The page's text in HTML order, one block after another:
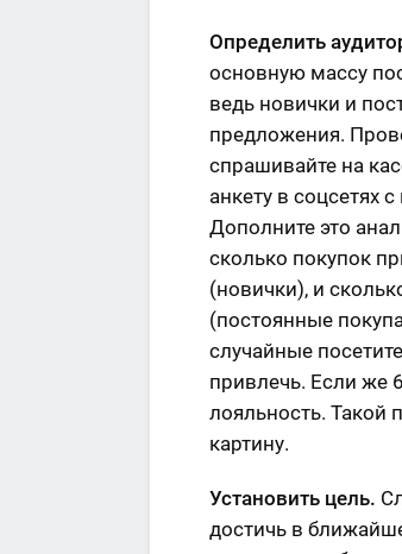
Определить
основную массу
ведь новички и
предложения.
спрашивайте на
анкету в соцсетях
Дополните это
сколько покупок
(новички), и
(постоянные
случайные
привлечь. Если же
лояльность. Такой
картину.
Установить цель.
достичь в